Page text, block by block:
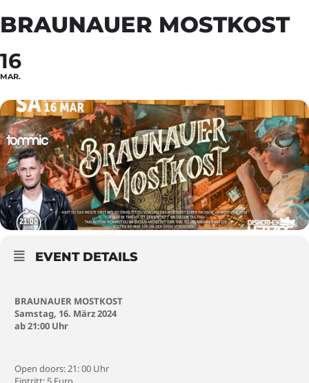
BRAUNAUER MOSTKOST
16
MAR.
EVENT DETAILS
BRAUNAUER MOSTKOST
Samstag, 16. März 2024
ab 21:00 Uhr
Open doors: 21: 00 Uhr